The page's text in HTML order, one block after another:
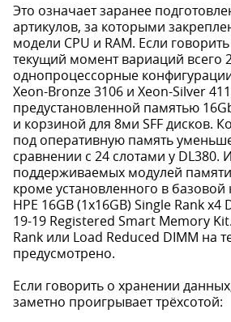
Это означает заранее
артикулов, за которыми
модели CPU и RAM. Если
текущий момент вариаций всего
однопроцессорные
Xeon-Bronze 3106 и Xeon-Silver
предустановленной памятью
и корзиной для 8ми SFF дисков.
под оперативную память
сравнении с 24 слотами у DL380.
поддерживаемых модулей
кроме установленного в
HPE 16GB (1x16GB) Single Rank x4
19-19 Registered Smart Memory
Rank или Load Reduced DIMM на
предусмотрено.
Если говорить о хранении
заметно проигрывает трёхсотой: